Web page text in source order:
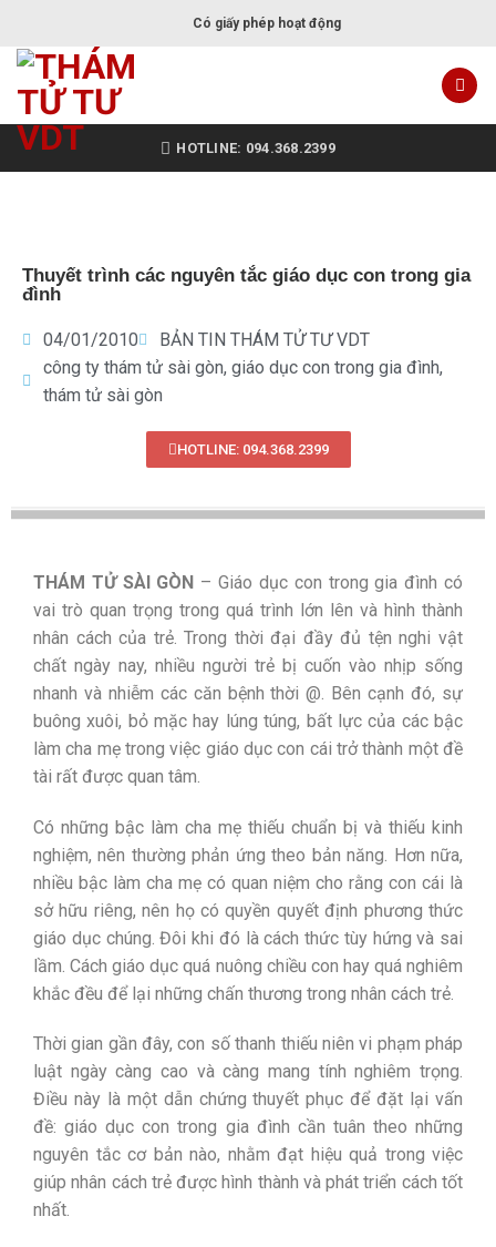
Có giấy phép hoạt động
HOTLINE: 094.368.2399
Thuyết trình các nguyên tắc giáo dục con trong gia
đình
04/01/2010
BẢN TIN THÁM TỬ TƯ VDT
công ty thám tử sài gòn, giáo dục con trong gia đình,
thám tử sài gòn
HOTLINE: 094.368.2399
THÁM TỬ SÀI GÒN – Giáo dục con trong gia đình có
vai trò quan trọng trong quá trình lớn lên và hình thành
nhân cách của trẻ. Trong thời đại đầy đủ tện nghi vật
chất ngày nay, nhiều người trẻ bị cuốn vào nhịp sống
nhanh và nhiễm các căn bệnh thời @. Bên cạnh đó, sự
buông xuôi, bỏ mặc hay lúng túng, bất lực của các bậc
làm cha mẹ trong việc giáo dục con cái trở thành một đề
tài rất được quan tâm.
Có những bậc làm cha mẹ thiếu chuẩn bị và thiếu kinh
nghiệm, nên thường phản ứng theo bản năng. Hơn nữa,
nhiều bậc làm cha mẹ có quan niệm cho rằng con cái là
sở hữu riêng, nên họ có quyền quyết định phương thức
giáo dục chúng. Đôi khi đó là cách thức tùy hứng và sai
lầm. Cách giáo dục quá nuông chiều con hay quá nghiêm
khắc đều để lại những chấn thương trong nhân cách trẻ.
Thời gian gần đây, con số thanh thiếu niên vi phạm pháp
luật ngày càng cao và càng mang tính nghiêm trọng.
Điều này là một dẫn chứng thuyết phục để đặt lại vấn
đề: giáo dục con trong gia đình cần tuân theo những
nguyên tắc cơ bản nào, nhằm đạt hiệu quả trong việc
giúp nhân cách trẻ được hình thành và phát triển cách tốt
nhất.